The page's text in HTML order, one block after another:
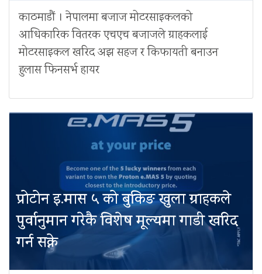
काठमाडौं । नेपालमा बजाज मोटरसाइकलको
आधिकारिक वितरक एचएच बजाजले ग्राहकलाई
मोटरसाइकल खरिद अझ सहज र किफायती बनाउन
हुलास फिनसर्भ हायर
प्रोटोन इ.मास ५ को बुकिङ खुला ग्राहकले
पुर्वानुमान गरेकै विशेष मूल्यमा गाडी खरिद
गर्न सक्ने